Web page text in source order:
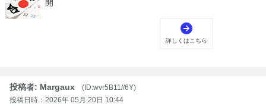
投稿者: Margaux
(ID:wvr5B11//6Y)
投稿日時：2026年 05月 20日 10:44